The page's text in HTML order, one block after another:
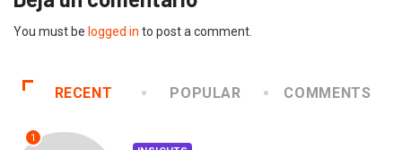
You must be logged in to post a comment.
RECENT POPULAR COMMENTS
1